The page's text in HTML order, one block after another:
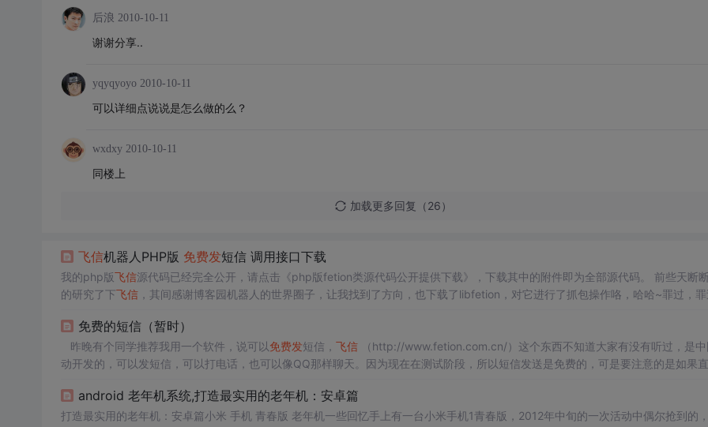
后浪 2010-10-11
谢谢分享..
yqyqyoyo 2010-10-11
可以详细点说说是怎么做的么？
wxdxy 2010-10-11
同楼上
加载更多回复（26）
飞信机器人PHP版 免费发短信 调用接口下载
我的php版飞信源代码已经完全公开，请点击《php版fetion类源代码公开提供下载》，下载其中的附件即为全部源代码。 前些天断
的研究了下飞信，其间感谢博客园机器人的世界圈子，让我找到了方向，也下载了libfetion，对它进行了抓包操作咯，哈哈~罪过，
免费的短信（暂时）
昨晚有个同学推荐我用一个软件，说可以免费发短信， 飞信（http://www.fetion.com.cn/）这个东西不知道大家有没有听过，是中
动开发的，可以发短信，可以打电话，也可以像QQ那样聊天。因为现在在测试阶段，所以短信发送是免费的，可是要注意的是如果
家都是android 老年机系统,打造最实用的老年机：安卓篇
打造最实用的老年机：安卓篇小米 手机 青春版 老年机一些回忆手上有一台小米手机1青春版，2012年中旬的一次活动中偶尔抢到的